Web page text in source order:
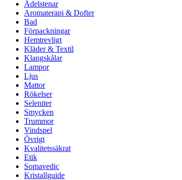
Ädelstenar
Aromaterapi & Dofter
Bad
Förpackningar
Hemtrevligt
Kläder & Textil
Klangskålar
Lampor
Ljus
Mattor
Rökelser
Seleniter
Smycken
Trummor
Vindspel
Övrigt
Kvalitetssäkrat
Etik
Somavedic
Kristallguide